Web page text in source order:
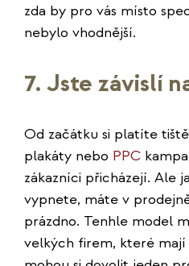
zda by pro vás místo
nebylo vhodnější.
7. Jste závislí
Od začátku si platíte
plakáty nebo PPC
zákazníci přicházejí. Ale
vypnete, máte v
prázdno. Tenhle model
velkých firem, které